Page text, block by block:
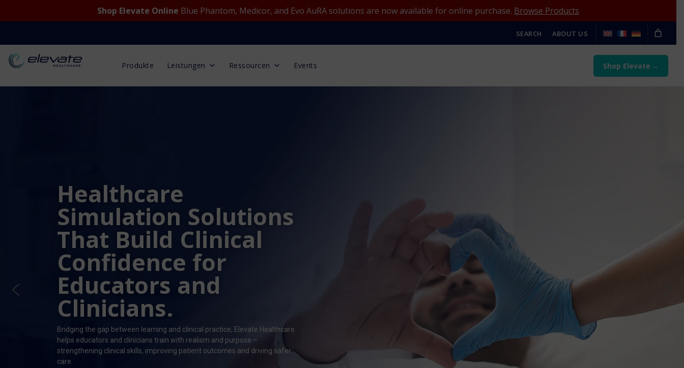
Shop Elevate Online Blue Phantom, Medicor, and Evo AuRA solutions are now available for online purchase. Browse Products
SEARCH ABOUT US
Produkte Leistungen Ressourcen Events Shop Elevate
Healthcare
Simulation Solutions
That Build Clinical
Confidence for
Educators and
Clinicians.
Bridging the gap between learning and clinical practice, Elevate Healthcare
helps educators and clinicians train with realism and purpose –
strengthening clinical skills, improving patient outcomes and driving safer
care.